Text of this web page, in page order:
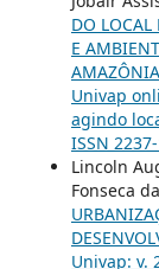
DO LOCAL
E
AMAZÔNIA
Univap
agindo
ISSN
Lincoln
Fonseca
Univap: v.